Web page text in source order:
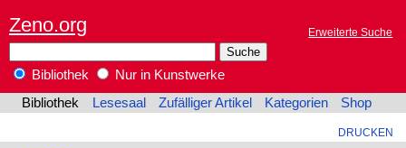
Zeno.org Erweiterte Suche
Bibliothek
Nur in Kunstwerke
Bibliothek
Lesesaal Zufälliger Artikel Kategorien Shop
DRUCKEN